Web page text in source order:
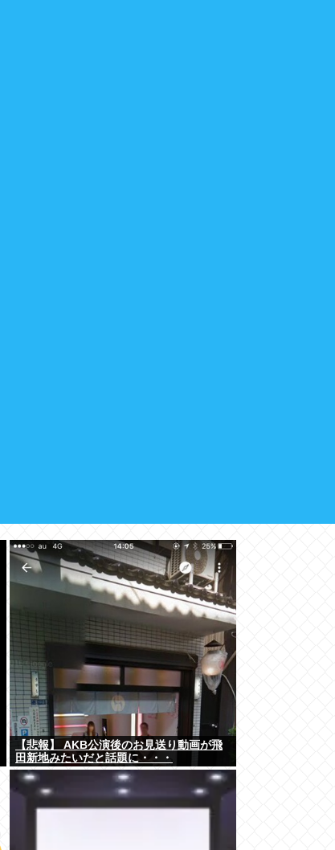
【悲報】 AKB公演後のお見送り動画が飛
田新地みたいだと話題に・・・